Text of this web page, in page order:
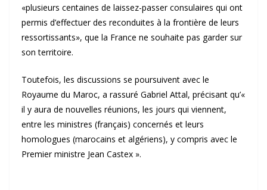
«plusieurs centaines de laissez-passer consulaires qui ont
permis d’effectuer des reconduites à la frontière de leurs
ressortissants», que la France ne souhaite pas garder sur
son territoire.
Toutefois, les discussions se poursuivent avec le
Royaume du Maroc, a rassuré Gabriel Attal, précisant qu’«
il y aura de nouvelles réunions, les jours qui viennent,
entre les ministres (français) concernés et leurs
homologues (marocains et algériens), y compris avec le
Premier ministre Jean Castex ».